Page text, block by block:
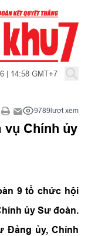
| 14:58 GMT+7
9789lượt xem
vụ Chính ủy
9 tổ chức hội
ủy Sư đoàn.
Đảng ủy, Chính